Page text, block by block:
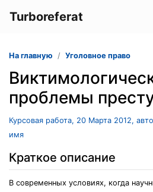
Turboreferat
На главную Уголовное право
проблемы
Курсовая работа, 20 Марта 2012,
имя
Краткое описание
В современных условиях, когда